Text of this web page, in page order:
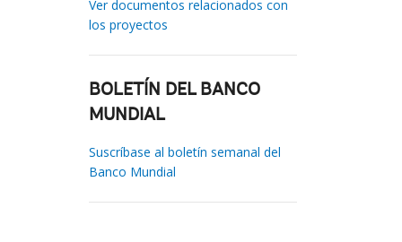
Ver documentos relacionados con
los proyectos
BOLETÍN DEL BANCO
MUNDIAL
Suscríbase al boletín semanal del
Banco Mundial